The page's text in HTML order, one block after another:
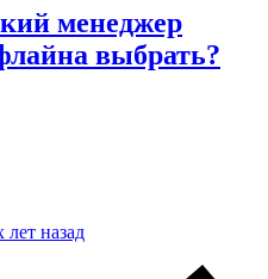
менеджер
выбрать?
лет назад